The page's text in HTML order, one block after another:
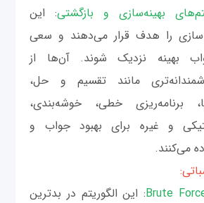
بهینه‌سازی و بازگشتی: این
را هدف قرار می‌دهند و سعی
بهینه نزدیک شوند. آن‌ها از
مانند تقسیم و حل،
برنامه‌ریزی خطی، خوشه‌بندی،
و غیره برای بهبود جواب و
می‌کنند.
: این الگوریتم در بدترین